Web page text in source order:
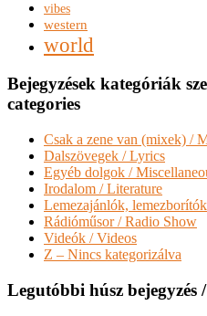
vibes
western
world
Bejegyzések kategóriák
categories
Csak a zene van (mixek) /
Dalszövegek / Lyrics
Egyéb dolgok /
Irodalom / Literature
Lemezajánlók,
Rádióműsor / Radio Show
Videók / Videos
Z – Nincs kategorizálva
Legutóbbi húsz bejegyzés